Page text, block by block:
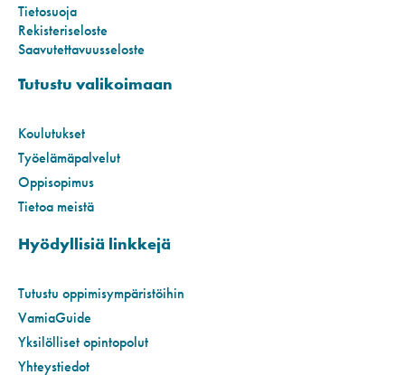
Tietosuoja
Rekisteriseloste
Saavutettavuusseloste
Tutustu valikoimaan
Koulutukset
Työelämäpalvelut
Oppisopimus
Tietoa meistä
Hyödyllisiä linkkejä
Tutustu oppimisympäristöihin
VamiaGuide
Yksilölliset opintopolut
Yhteystiedot